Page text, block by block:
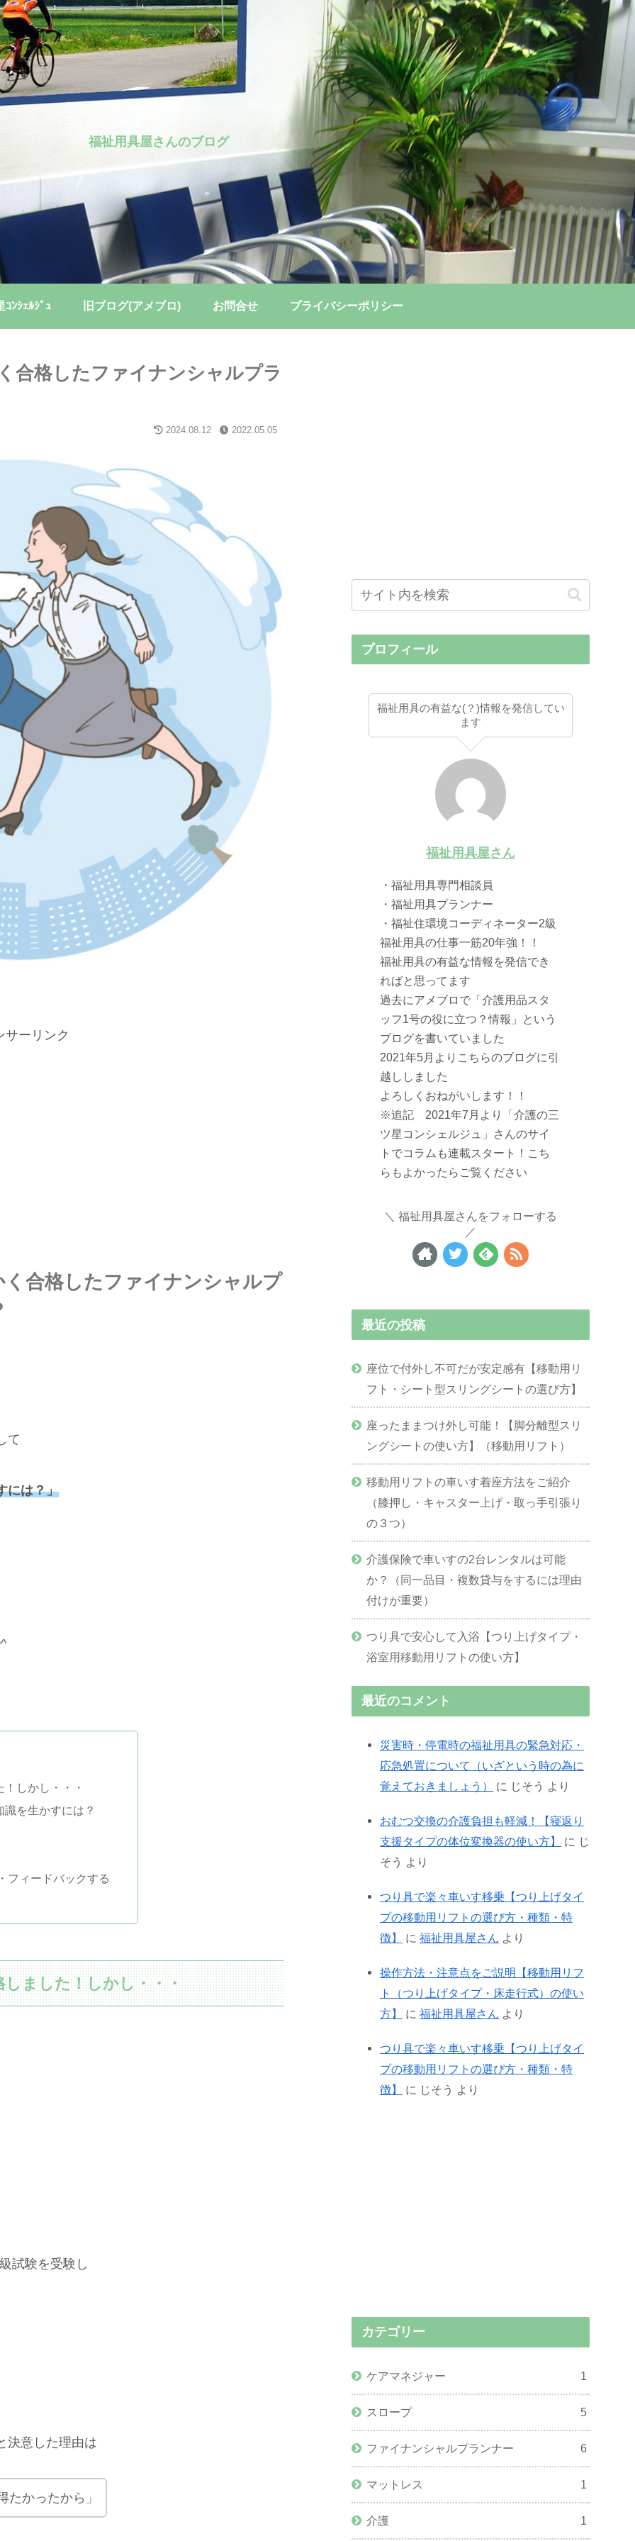
福祉用具屋さんのブログ
ﾝｼｪﾙｼﾞｭ 旧ブログ(アメブロ) お問合せ プライバシーポリシー
合格したファイナンシャルプラ
2024.08.12 2022.05.05
サーリンク
合格したファイナンシャルプ
て
には？」
しかし・・・
を生かすには？
フィードバックする
ました！しかし・・・
試験を受験し
決意した理由は
たかったから」
プロフィール
福祉用具の有益な(？)情報を発信してい
ます
福祉用具屋さん
・福祉用具専門相談員
・福祉用具プランナー
・福祉住環境コーディネーター2級
福祉用具の仕事一筋20年強！！
福祉用具の有益な情報を発信でき
ればと思ってます
過去にアメブロで「介護用品スタ
ッフ1号の役に立つ？情報」という
ブログを書いていました
2021年5月よりこちらのブログに引
越ししました
よろしくおねがいします！！
※追記 2021年7月より「介護の三
ツ星コンシェルジュ」さんのサイ
トでコラムも連載スタート！こち
らもよかったらご覧ください
福祉用具屋さんをフォローする
最近の投稿
座位で付外し不可だが安定感有【移動用リ
フト・シート型スリングシートの選び方】
座ったままつけ外し可能！【脚分離型スリ
ングシートの使い方】（移動用リフト）
移動用リフトの車いす着座方法をご紹介
（膝押し・キャスター上げ・取っ手引張り
の３つ）
介護保険で車いすの2台レンタルは可能
か？（同一品目・複数貸与をするには理由
付けが重要）
つり具で安心して入浴【つり上げタイプ・
浴室用移動用リフトの使い方】
最近のコメント
災害時・停電時の福祉用具の緊急対応・
応急処置について（いざという時の為に
覚えておきましょう）
に じそう より
おむつ交換の介護負担も軽減！【寝返り
支援タイプの体位変換器の使い方】
に じ
そう より
つり具で楽々車いす移乗【つり上げタイ
プの移動用リフトの選び方・種類・特
徴】
に 福祉用具屋さん より
操作方法・注意点をご説明【移動用リフ
ト（つり上げタイプ・床走行式）の使い
方】
に 福祉用具屋さん より
つり具で楽々車いす移乗【つり上げタイ
プの移動用リフトの選び方・種類・特
徴】
に じそう より
カテゴリー
ケアマネジャー 1
スロープ 5
ファイナンシャルプランナー 6
マットレス 1
介護 1